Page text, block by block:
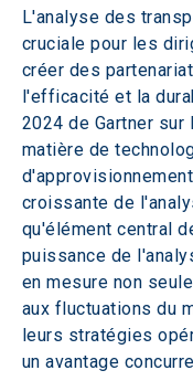
L'analyse des
cruciale pour les
créer des
l'efficacité et la
2024 de Gartner
matière de
croissante de
qu'élément central
puissance de
en mesure non
aux fluctuations du
leurs stratégies
un avantage